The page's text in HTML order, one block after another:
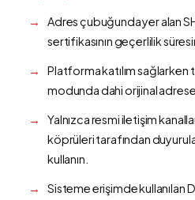
Adres çubuğunda yer alan
sertifikasının geçerlilik
Platforma katılım sağlarken
modunda dahi orijinal
Yalnızca resmi iletişim
köprüleri tarafından
kullanın.
Sisteme erişimde kullanılan